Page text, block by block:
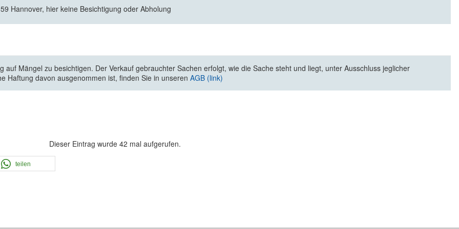
Hannover, hier keine Besichtigung oder Abholung
Mängel zu besichtigen. Der Verkauf gebrauchter Sachen erfolgt, wie die Sache steht und liegt, unter Ausschluss jeglicher
Haftung davon ausgenommen ist, finden Sie in unseren AGB (link)
Dieser Eintrag wurde 42 mal aufgerufen.
teilen